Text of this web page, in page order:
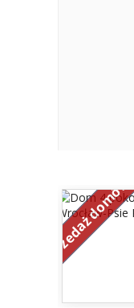
Sprzedaż domów